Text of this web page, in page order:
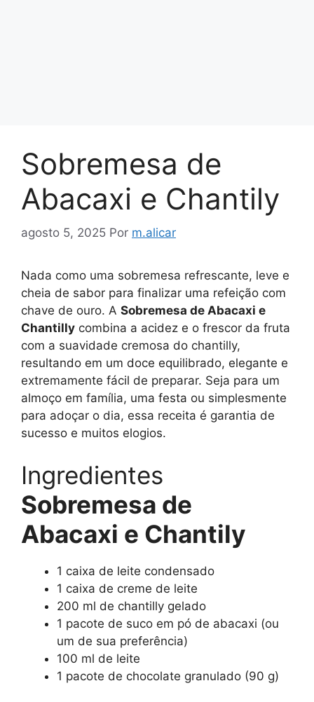
Sobremesa de
Abacaxi e Chantily
agosto 5, 2025 Por m.alicar
Nada como uma sobremesa refrescante, leve e
cheia de sabor para finalizar uma refeição com
chave de ouro. A Sobremesa de Abacaxi e
Chantilly combina a acidez e o frescor da fruta
com a suavidade cremosa do chantilly,
resultando em um doce equilibrado, elegante e
extremamente fácil de preparar. Seja para um
almoço em família, uma festa ou simplesmente
para adoçar o dia, essa receita é garantia de
sucesso e muitos elogios.
Ingredientes
Sobremesa de
Abacaxi e Chantily
1 caixa de leite condensado
1 caixa de creme de leite
200 ml de chantilly gelado
1 pacote de suco em pó de abacaxi (ou
um de sua preferência)
100 ml de leite
1 pacote de chocolate granulado (90 g)